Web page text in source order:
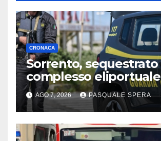
CRONACA
Sorrento, sequestrato
complesso eliportuale
AGO 7, 2026 PASQUALE SPERA